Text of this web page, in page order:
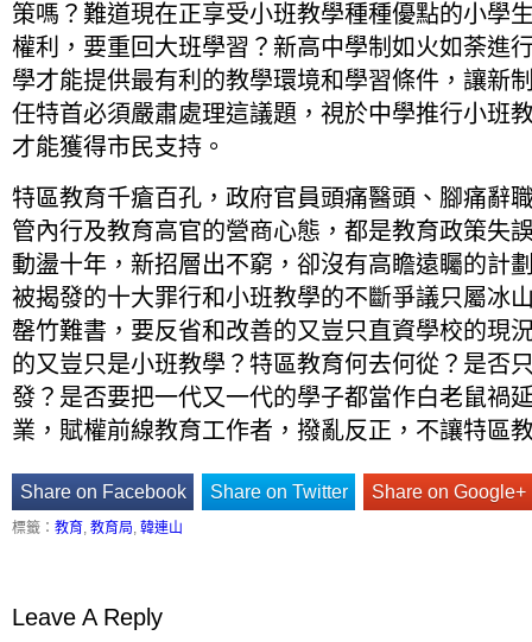
策嗎？難道現在正享受小班教學種種優點的小學
權利，要重回大班學習？新高中學制如火如荼進
學才能提供最有利的教學環境和學習條件，讓新
任特首必須嚴肅處理這議題，視於中學推行小班
才能獲得市民支持。
特區教育千瘡百孔，政府官員頭痛醫頭、腳痛辭
管內行及教育高官的營商心態，都是教育政策失
動盪十年，新招層出不窮，卻沒有高瞻遠矚的計
被揭發的十大罪行和小班教學的不斷爭議只屬冰
罄竹難書，要反省和改善的又豈只直資學校的現
的又豈只是小班教學？特區教育何去何從？是否
發？是否要把一代又一代的學子都當作白老鼠禍
業，賦權前線教育工作者，撥亂反正，不讓特區
Share on Facebook Share on Twitter Share on Google+
標籤： 教育, 教育局, 韓連山
Leave A Reply